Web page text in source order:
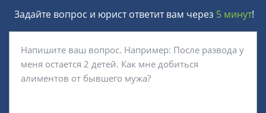
Задайте вопрос и юрист ответит вам через 5 минут!